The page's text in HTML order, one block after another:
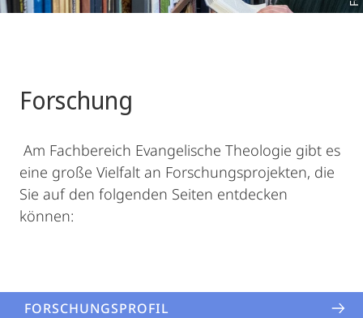
Forschung
Am Fachbereich Evangelische Theologie gibt es
eine große Vielfalt an Forschungsprojekten, die
Sie auf den folgenden Seiten entdecken
können:
FORSCHUNGS­­PROFIL